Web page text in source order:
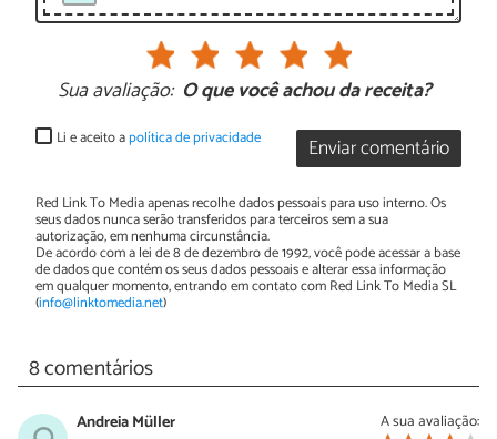
Sua avaliação: O que você achou da receita?
Enviar comentário
Li e aceito apolítica de privacidade
Red Link To Media apenas recolhe dados pessoais para uso interno. Os
seus dados nunca serão transferidos para terceiros sem a sua
autorização, em nenhuma circunstância.
De acordo com a lei de 8 de dezembro de 1992, você pode acessar a base
de dados que contém os seus dados pessoais e alterar essa informação
em qualquer momento, entrando em contato com Red Link To Media SL
(info@linktomedia.net)
8 comentários
A sua avaliação:
Andreia Müller